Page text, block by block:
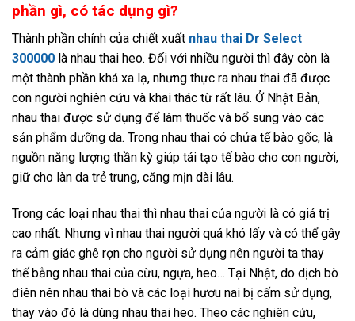
phần gì, có tác dụng gì?
Thành phần chính của chiết xuất nhau thai Dr Select
300000 là nhau thai heo. Đối với nhiều người thì đây còn là
một thành phần khá xa lạ, nhưng thực ra nhau thai đã được
con người nghiên cứu và khai thác từ rất lâu. Ở Nhật Bản,
nhau thai được sử dụng để làm thuốc và bổ sung vào các
sản phẩm dưỡng da. Trong nhau thai có chứa tế bào gốc, là
nguồn năng lượng thần kỳ giúp tái tạo tế bào cho con người,
giữ cho làn da trẻ trung, căng mịn dài lâu.
Trong các loại nhau thai thì nhau thai của người là có giá trị
cao nhất. Nhưng vì nhau thai người quá khó lấy và có thể gây
ra cảm giác ghê rợn cho người sử dụng nên người ta thay
thế bằng nhau thai của cừu, ngựa, heo… Tại Nhật, do dịch bò
điên nên nhau thai bò và các loại hươu nai bị cấm sử dụng,
thay vào đó là dùng nhau thai heo. Theo các nghiên cứu,